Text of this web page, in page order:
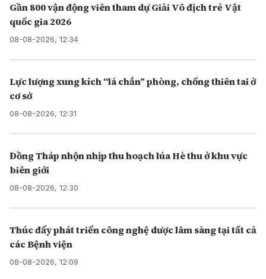
Gần 800 vận động viên tham dự Giải Vô địch trẻ Vật
quốc gia 2026
08-08-2026, 12:34
Lực lượng xung kích “lá chắn” phòng, chống thiên tai ở
cơ sở
08-08-2026, 12:31
Đồng Tháp nhộn nhịp thu hoạch lúa Hè thu ở khu vực
biên giới
08-08-2026, 12:30
Thúc đẩy phát triển công nghệ dược lâm sàng tại tất cả
các Bệnh viện
08-08-2026, 12:09